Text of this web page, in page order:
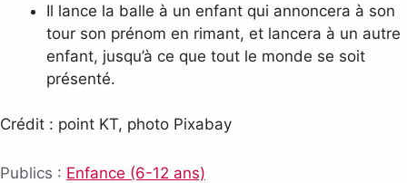
Il lance la balle à un enfant qui annoncera à son
tour son prénom en rimant, et lancera à un autre
enfant, jusqu’à ce que tout le monde se soit
présenté.
Crédit : point KT, photo Pixabay
Publics : Enfance (6-12 ans)